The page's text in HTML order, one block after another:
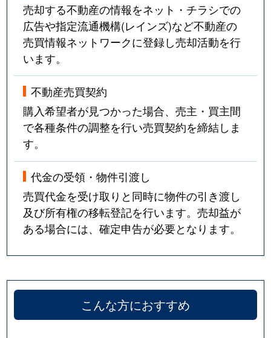
売却する不動産の情報をネット・チラシでの
広告や指定流通機構(レインズ)など不動産の
売買情報ネットワークに登録し売却活動を行
います。
不動産売買契約
購入希望者が見つかった場合、売主・買主間
で各種条件の調整を行い売買契約を締結しま
す。
代金の受領・物件引渡し
売買代金を受け取りと同時に物件の引き渡し
及び所有権の移転登記を行います。売却益が
ある場合には、確定申告が必要となります。
こんな方におすすめ